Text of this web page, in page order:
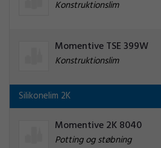
Konstruktionslim
Momentive TSE 399W
Konstruktionslim
Silikonelim 2K
Momentive 2K 8040
Potting og støbning